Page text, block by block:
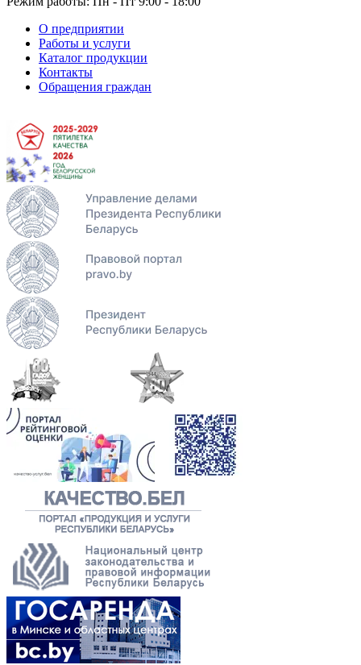
О предприятии
Работы и услуги
Каталог продукции
Контакты
Обращения граждан